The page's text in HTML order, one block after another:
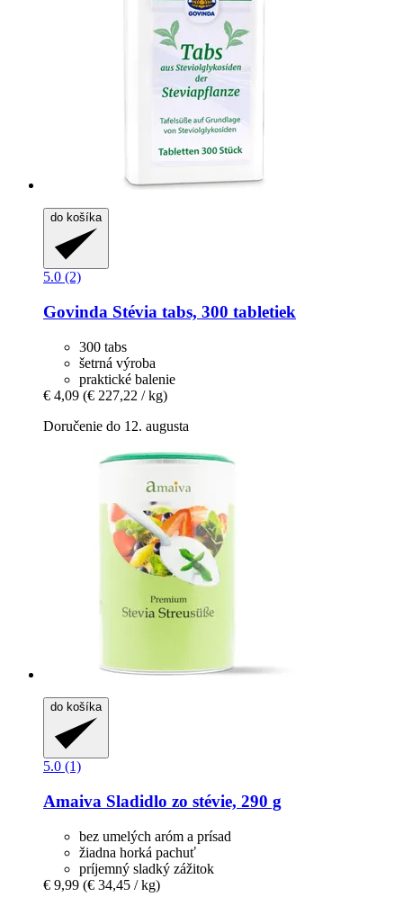
do košíka
5.0 (2)
Govinda Stévia tabs, 300 tabletiek
300 tabs
šetrná výroba
praktické balenie
€ 4,09 (€ 227,22 / kg)
Doručenie do 12. augusta
do košíka
5.0 (1)
Amaiva Sladidlo zo stévie, 290 g
bez umelých aróm a prísad
žiadna horká pachuť
príjemný sladký zážitok
€ 9,99 (€ 34,45 / kg)